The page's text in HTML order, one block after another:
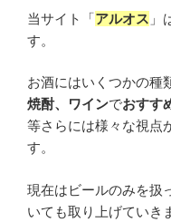
当サイト「アルオス 」
す。
お酒にはいくつかの種
焼酎、ワインでおすす
等さらには様々な視点
す。
現在はビールのみを扱
いても取り上げていき